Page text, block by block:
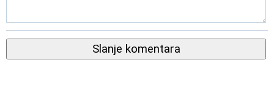
Slanje komentara